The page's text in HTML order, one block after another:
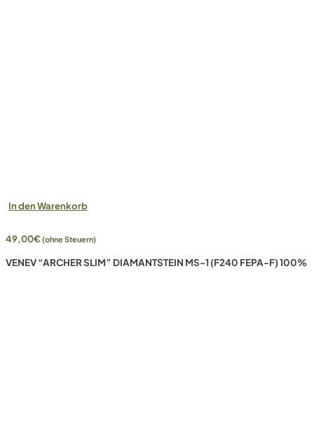
In den Warenkorb
49,00€(ohne Steuern)
VENEV “ARCHER SLIM” DIAMANTSTEIN MS-1 (F240 FEPA-F) 100%